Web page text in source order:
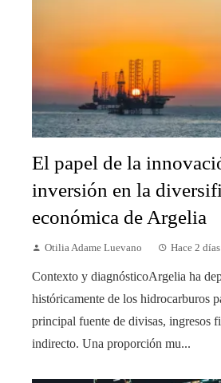
El papel de la
inversión en la
económica de Argelia
Otilia Adame Luevano Hace 2 días
Contexto y diagnósticoArgelia ha
históricamente de los hidrocarburos
principal fuente de divisas, ingresos
indirecto. Una proporción mu...